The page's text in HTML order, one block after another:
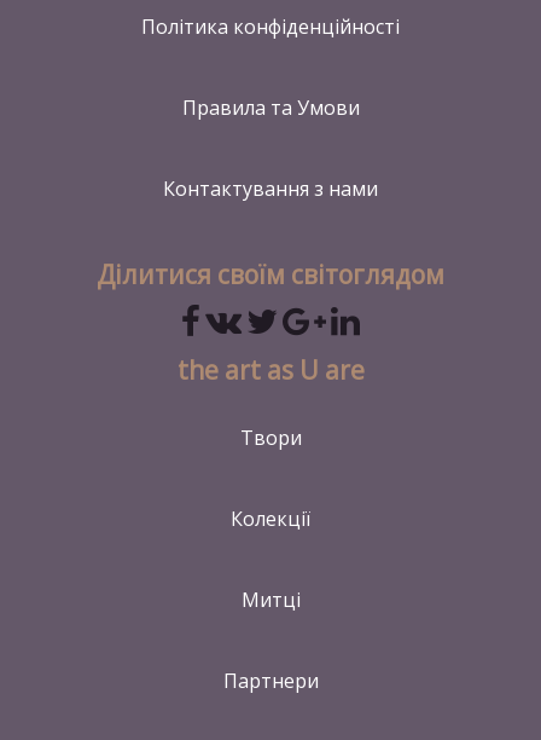
Політика конфіденційності
Правила та Умови
Контактування з нами
Ділитися своїм світоглядом
the art as U are
Твори
Колекції
Митці
Партнери